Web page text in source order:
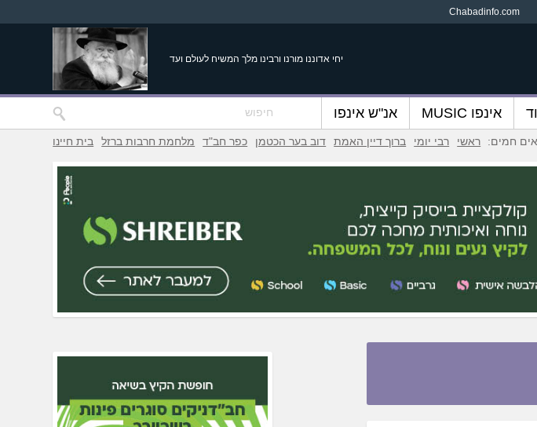
Chabadinfo.com
יחי אדוננו מורנו ורבינו מלך המשיח לעולם ועד
אינפו MUSIC אנ"ש אינפו
חמים: ראשי רבי יומי ברוך דיין האמת דוב בער הכטמן כפר חב"ד מלחמת חרבות ברזל בית חיינו